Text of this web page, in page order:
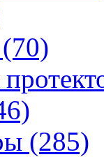
(285)